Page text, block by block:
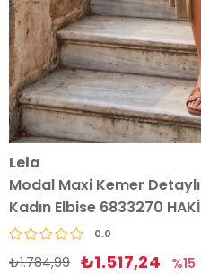
Lela
Modal Maxi Kemer
Kadın Elbise 6833270 HAKİ
0.0
₺1.784,99 ₺1.517,24
15